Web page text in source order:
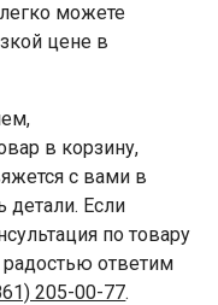
можете
цене в
в корзину,
с вами в
детали. Если
по товару
радостью ответим
205-00-77.